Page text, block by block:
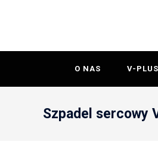
O NAS V-PLUS
Szpadel sercowy